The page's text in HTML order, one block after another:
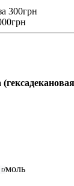
300грн
моль